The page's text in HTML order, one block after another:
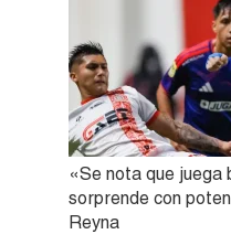
«Se nota que juega
sorprende con
Reyna